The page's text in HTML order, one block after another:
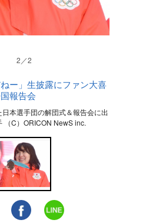
2／2
ー」生披露にファン大喜
報告会
本選手団の解団式＆報告会に出
（C）ORICON NewS inc.